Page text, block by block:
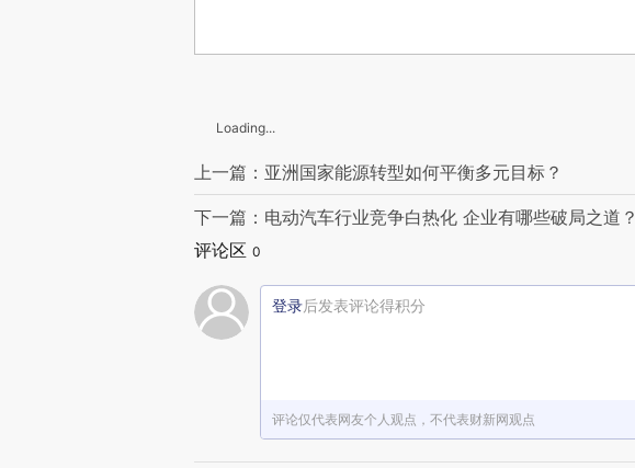
Loading...
上一篇：亚洲国家能源转型如何平衡多元目标？
下一篇：电动汽车行业竞争白热化 企业有哪些破局之道？
评论区 0
登录后发表评论得积分
评论仅代表网友个人观点，不代表财新网观点